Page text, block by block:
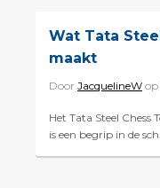
Wat Tata
maakt
Door JacquelineW op
Het Tata Steel Chess
is een begrip in de